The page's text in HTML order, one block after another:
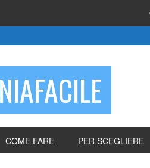
COME FARE PER SCEGLIERE